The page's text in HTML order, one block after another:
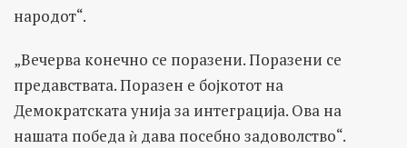
народот“.
„Вечерва конечно се поразени. Поразени се
предавствата. Поразен е бојкотот на
Демократската унија за интеграција. Ова на
нашата победа ѝ дава посебно задоволство“.